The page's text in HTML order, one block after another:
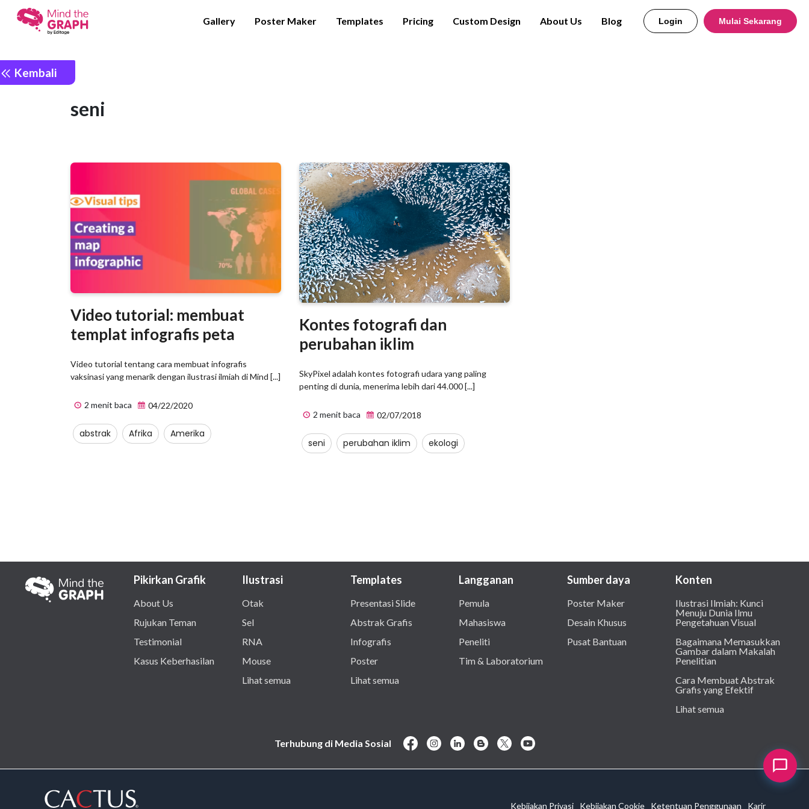
Gallery Poster Maker Templates Pricing Custom Design About Us Blog Login Mulai Sekarang
Kembali
seni
Video tutorial: membuat
templat infografis peta
Video tutorial tentang cara membuat infografis
vaksinasi yang menarik dengan ilustrasi ilmiah di Mind [...]
2 menit baca 04/22/2020
abstrak Afrika Amerika
Kontes fotografi dan
perubahan iklim
SkyPixel adalah kontes fotografi udara yang paling
penting di dunia, menerima lebih dari 44.000 [...]
2 menit baca 02/07/2018
seni perubahan iklim ekologi
Pikirkan Grafik
About Us
Rujukan Teman
Testimonial
Kasus Keberhasilan
Ilustrasi
Otak
Sel
RNA
Mouse
Lihat semua
Templates
Presentasi Slide
Abstrak Grafis
Infografis
Poster
Lihat semua
Langganan
Pemula
Mahasiswa
Peneliti
Tim & Laboratorium
Sumber daya
Poster Maker
Desain Khusus
Pusat Bantuan
Konten
Ilustrasi Ilmiah: Kunci
Menuju Dunia Ilmu
Pengetahuan Visual
Bagaimana Memasukkan
Gambar dalam Makalah
Penelitian
Cara Membuat Abstrak
Grafis yang Efektif
Lihat semua
Terhubung di Media Sosial
Kebijakan Privasi Kebijakan Cookie Ketentuan Penggunaan Karir